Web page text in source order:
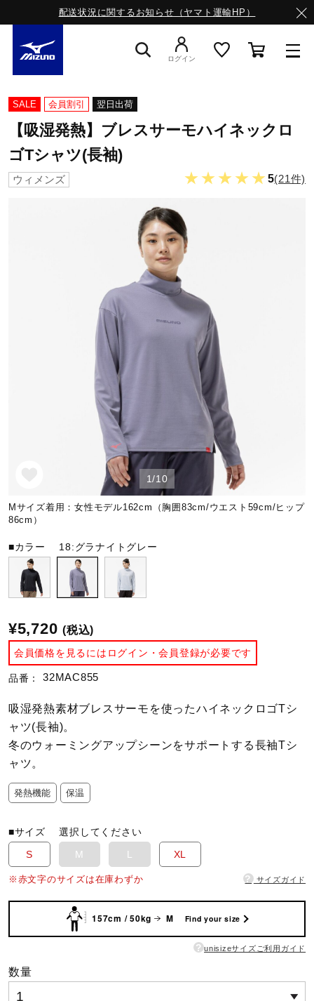
配送状況に関するお知らせ（ヤマト運輸HP）
スニーカー
ライフスタイルウエア
サッカー／フットサル
トレーニング
バレーボール
テニス／ソフトテニス
陸上競技
卓球
ウィンタースポーツ
ワーキング
ログイン
SALE 会員割引 翌日出荷
【吸湿発熱】ブレスサーモハイネックロ
ゴTシャツ(長袖)
ウィメンズ ★★★★★ 5(21件)
1/10
Mサイズ着用：女性モデル162cm（胸囲83cm/ウエスト59cm/ヒップ
86cm）
■カラー 18:グラナイトグレー
¥5,720 (税込)
会員価格を見るにはログイン・会員登録が必要です
品番： 32MAC855
吸湿発熱素材ブレスサーモを使ったハイネックロゴTシ
ャツ(長袖)。
冬のウォーミングアップシーンをサポートする長袖Tシ
ャツ。
発熱機能 保温
■サイズ選択してください
S
M L XL
※赤文字のサイズは在庫わずか ? サイズガイド
157cm / 50kg M Find your size
? unisizeサイズご利用ガイド
数量